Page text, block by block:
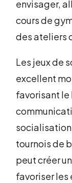
envisager,
cours de
des ateliers
Les jeux de
excellent
favorisant le
tournois de
peut créer
favoriser les